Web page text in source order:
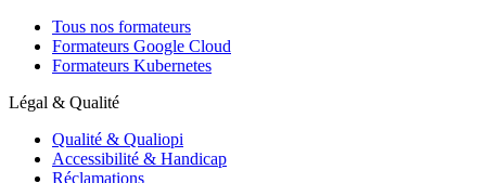
Tous nos formateurs
Formateurs Google Cloud
Formateurs Kubernetes
Légal & Qualité
Qualité & Qualiopi
Accessibilité & Handicap
Réclamations